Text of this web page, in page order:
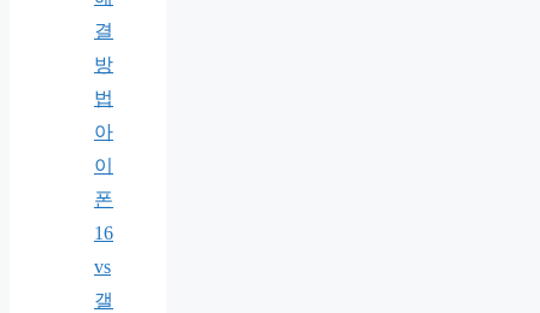
결
방
법
아
이
폰
16
vs
갤